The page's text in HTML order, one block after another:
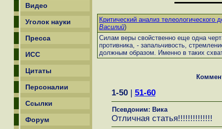
Видео
Уголок науки
Пресса
ИСС
Цитаты
Персоналии
Ссылки
Форум
Критический анализ телеологического
Василий)
Силам веры свойственно еще одна
противника, - запальчивость,
должным образом. Именно в таких
1-50| 51-60
Псевдоним: Вика
Отличная статья!!!!!!!!!!!!!!